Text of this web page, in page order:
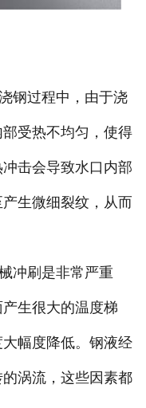
钢过程中，由于浇
受热不均匀，使得
击会导致水口内部
生微细裂纹，从而
冲刷是非常严重
生很大的温度梯
幅度降低。钢液经
涡流，这些因素都